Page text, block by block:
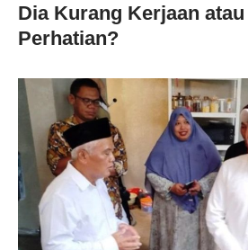
Dia Kurang Kerjaan
Perhatian?